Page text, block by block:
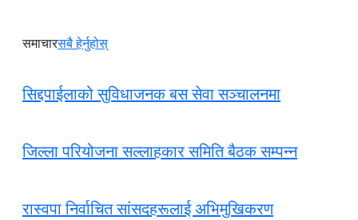
समाचारसबै हेर्नुहोस्
सिद्दपाईलाको सुविधाजनक बस सेवा सञ्चालनमा
जिल्ला परियोजना सल्लाहकार समिति बैठक सम्पन्न
रास्वपा निर्वाचित सांसदहरूलाई अभिमुखिकरण